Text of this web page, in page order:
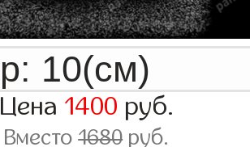
Цена 1400 руб.
Вместо1680руб.